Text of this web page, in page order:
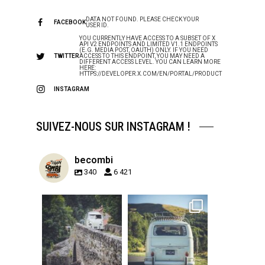
FACEBOOKDATA NOT FOUND. PLEASE CHECK YOUR
USER ID.
TWITTER
YOU CURRENTLY HAVE ACCESS TO A SUBSET OF X
API V2 ENDPOINTS AND LIMITED V1.1 ENDPOINTS
(E.G. MEDIA POST, OAUTH) ONLY. IF YOU NEED
ACCESS TO THIS ENDPOINT, YOU MAY NEED A
DIFFERENT ACCESS LEVEL. YOU CAN LEARN MORE
HERE:
HTTPS://DEVELOPER.X.COM/EN/PORTAL/PRODUCT
INSTAGRAM
SUIVEZ-NOUS SUR INSTAGRAM !
becombi
340 6 421
becombi
Sep 15
becombi
Sep 12